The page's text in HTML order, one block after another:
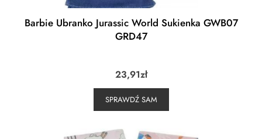
Barbie Ubranko Jurassic World Sukienka GWB07
GRD47
23,91zł
SPRAWDŹ SAM